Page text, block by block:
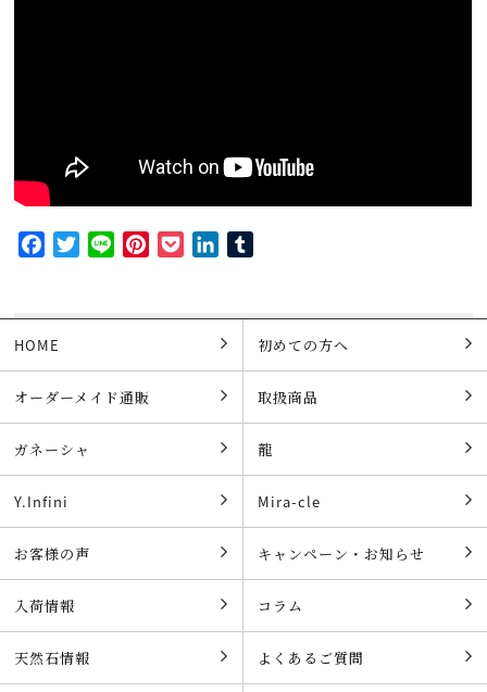
FacebookTwitterLine PinterestPocketLinkedIn
HOME 初めての方へ
オーダーメイド通販 取扱商品
ガネーシャ 龍
Y.Infini Mira-cle
お客様の声 キャンペーン・お知らせ
入荷情報 コラム
天然石情報 よくあるご質問